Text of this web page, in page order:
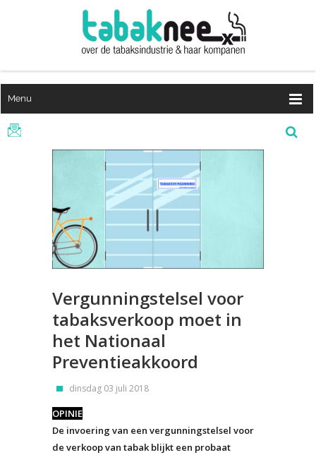
Menu
Vergunningstelsel voor
tabaksverkoop moet in
het Nationaal
Preventieakkoord
dinsdag 03 juli 2018
OPINIE
De invoering van een vergunningstelsel voor
de verkoop van tabak blijkt een probaat